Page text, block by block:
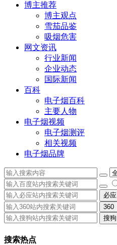
博主推荐
博主观点
雪茄品鉴
吸烟危害
网文资讯
行业新闻
企业动态
国际新闻
百科
电子烟百科
主要人物
电子烟视频
电子烟测评
相关视频
电子烟品牌
必应
360
搜狗
搜索热点